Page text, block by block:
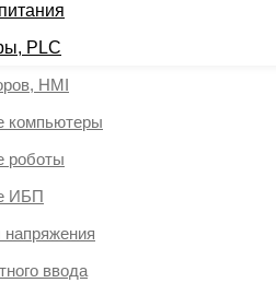
PLC
HMI
роботы
ИБП
ввода